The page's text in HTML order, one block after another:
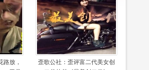
路放，
歪歌公社：歪评富二代美女创